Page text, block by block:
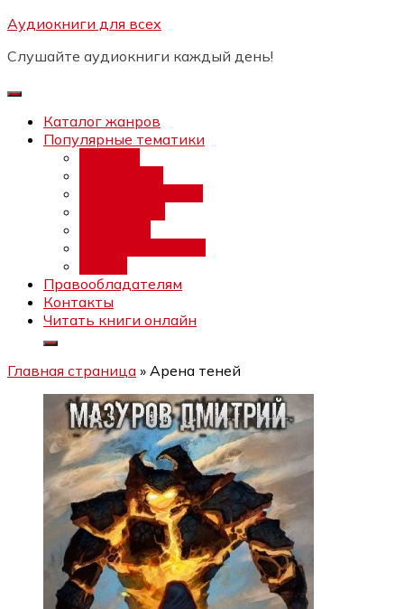
Перейти
содержимому
Аудиокниги для всех
Слушайте аудиокниги каждый день!
Каталог жанров
Популярные тематики
Правообладателям
Контакты
Читать книги онлайн
Главная страница » Арена теней
Бесплатный интенсив:
каналов"